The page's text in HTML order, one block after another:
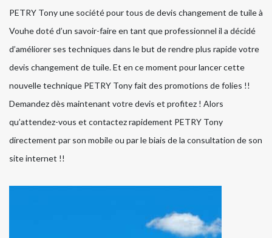
PETRY Tony une société pour tous de devis changement de tuile à
Vouhe doté d’un savoir-faire en tant que professionnel il a décidé
d’améliorer ses techniques dans le but de rendre plus rapide votre
devis changement de tuile. Et en ce moment pour lancer cette
nouvelle technique PETRY Tony fait des promotions de folies !!
Demandez dès maintenant votre devis et profitez ! Alors
qu’attendez-vous et contactez rapidement PETRY Tony
directement par son mobile ou par le biais de la consultation de son
site internet !!